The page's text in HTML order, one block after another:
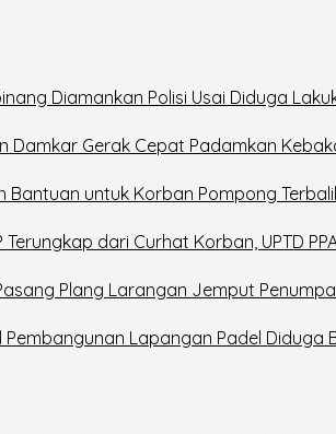
Diamankan Polisi Usai Diduga
Damkar Gerak Cepat Padamkan
Bantuan untuk Korban Pompong
Terungkap dari Curhat Korban, UPTD
Plang Larangan Jemput
Lapangan Padel Diduga